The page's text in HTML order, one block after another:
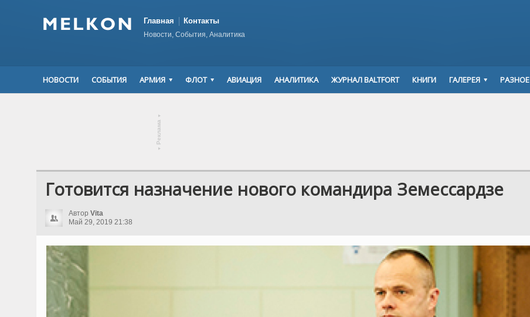
Главная Контакты
Новости, События, Аналитика
НОВОСТИ СОБЫТИЯ АРМИЯ ФЛОТ АВИАЦИЯ АНАЛИТИКА ЖУРНАЛ BALTFORT КНИГИ ГАЛЕРЕЯ РАЗНОЕ
▾
Реклама
▾
Готовится назначение нового командира Земессардзе
Автор Vita
Май 29, 2019 21:38